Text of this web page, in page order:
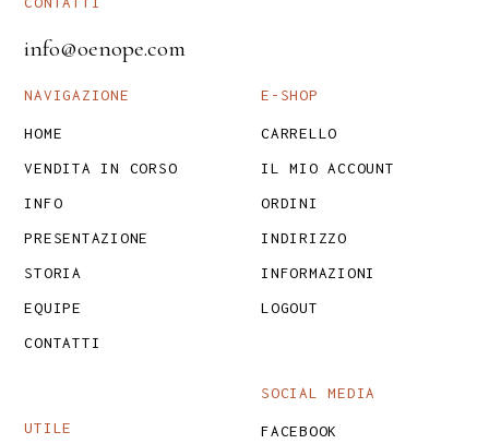
info@oenope.com
NAVIGAZIONE
HOME
VENDITA IN CORSO
INFO
PRESENTAZIONE
STORIA
EQUIPE
CONTATTI
UTILE
E-SHOP
CARRELLO
IL MIO ACCOUNT
ORDINI
INDIRIZZO
INFORMAZIONI
LOGOUT
SOCIAL MEDIA
FACEBOOK